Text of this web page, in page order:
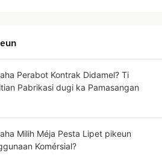
Perabot Kontrak Didamel? Ti
Pabrikasi dugi ka Pamasangan
Milih Méja Pesta Lipet pikeun
Komérsial?